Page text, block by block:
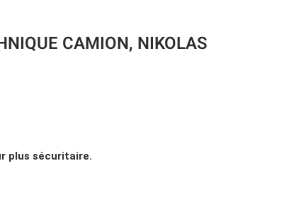
CAMION, NIKOLAS
plus sécuritaire.